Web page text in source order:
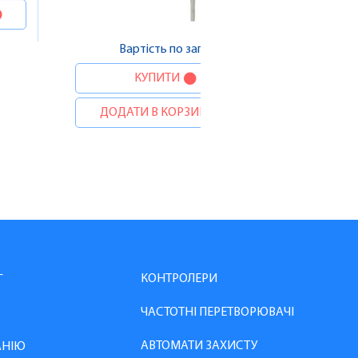
Вартість по запиту
КУПИТИ
ДОДАТИ В КОРЗИНУ
КОНТРОЛЕРИ
ЧАСТОТНІ ПЕРЕТВОРЮВАЧІ
АВТОМАТИ ЗАХИСТУ